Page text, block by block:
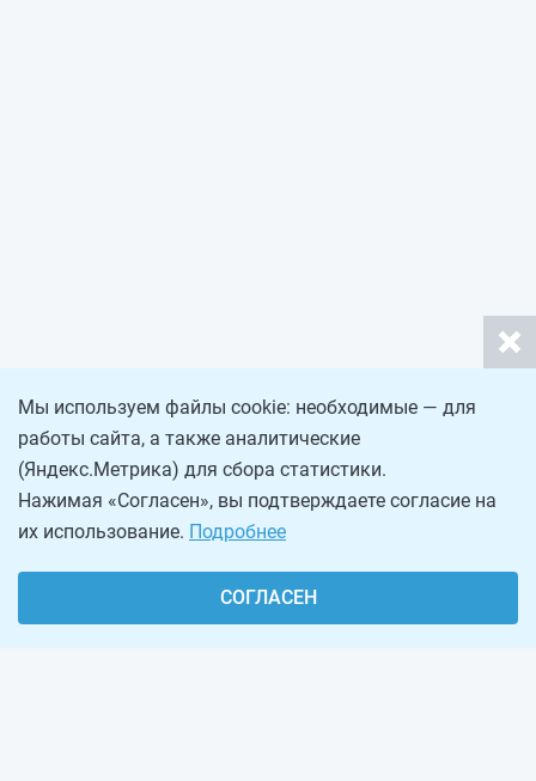
Мы используем файлы cookie: необходимые — для
работы сайта, а также аналитические
(Яндекс.Метрика) для сбора статистики.
Нажимая «Согласен», вы подтверждаете согласие на
их использование. Подробнее
СОГЛАСЕН